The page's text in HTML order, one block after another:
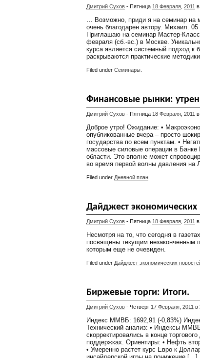
Дмитрий Сухов - Пятница 18 Февраля 2011
… Возможно, приди я на семинар
очень благодарен автору. Михаил.
Приглашаю на семинар Мастер-
февраля (сб.-вс.) в Москве.
курса является системный подход к
раскрываются практические
Filed under Семинары.
Финансовые рынки:
Дмитрий Сухов - Пятница 18 Февраля 2011 в
Доброе утро! Ожидание: •
опубликованные вчера – просто
государства по всем пунктам. •
массовые силовые операции в
области. Это вполне может
во время первой волны давления на
Filed under Дневной план
Дайджест экономических
Дмитрий Сухов - Пятница 18 Февраля 2011
Несмотря на то, что сегодня в
посвящены текущим незаконченным
которым еще не очевиден.
Filed under Дайджест экономических
Биржевые торги: Итоги.
Дмитрий Сухов - Четверг 17 Февраля 2011 в
Индекс ММВБ: 1692,91 (-0,83%)
Технический анализ: • Индексы
скорректировались в конце
поддержках. Ориентиры: • Нефть
• Умеренно растет курс Евро к